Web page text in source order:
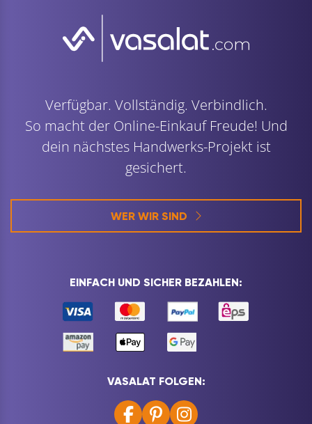
Verfügbar. Vollständig. Verbindlich.
So macht der Online-Einkauf Freude! Und
dein nächstes Handwerks-Projekt ist
gesichert.
WER WIR SIND
EINFACH UND SICHER BEZAHLEN:
VASALAT FOLGEN: